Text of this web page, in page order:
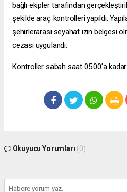
bağlı ekipler tarafından
şekilde araç kontrolleri yapıldı.
şehirlerarası seyahat izin belgesi
cezası uygulandı.
Kontroller sabah saat 05.00'a
Okuyucu Yorumları (0)